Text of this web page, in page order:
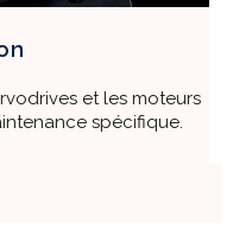
et les moteurs
spécifique.